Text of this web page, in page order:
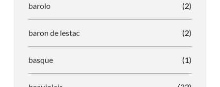
barolo (2)
baron de lestac (2)
basque (1)